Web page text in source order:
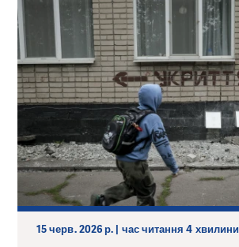
15 черв. 2026 р. | час читання 4 хвилини